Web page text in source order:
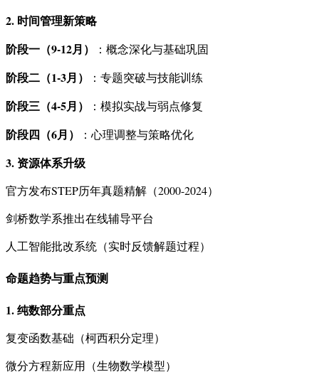
2. 时间管理新策略
阶段一（9-12月）
：概念深化与基础巩固
阶段二（1-3月） ：专题突破与技能训练
阶段三（4-5月） ：模拟实战与弱点修复
阶段四（6月） ：心理调整与策略优化
3. 资源体系升级
官方发布STEP历年真题精解（2000-2024）
剑桥数学系推出在线辅导平台
人工智能批改系统（实时反馈解题过程）
命题趋势与重点预测
1. 纯数部分重点
复变函数基础（柯西积分定理）
微分方程新应用（生物数学模型）